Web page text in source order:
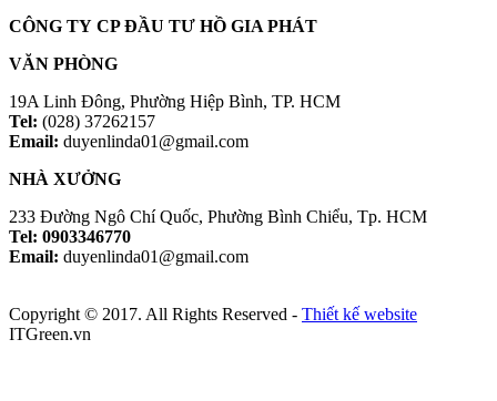
CÔNG TY CP ĐẦU TƯ HỒ GIA PHÁT
VĂN PHÒNG
19A Linh Đông, Phường Hiệp Bình, TP. HCM
Tel: (028) 37262157
Email: duyenlinda01@gmail.com
NHÀ XƯỞNG
233 Đường Ngô Chí Quốc, Phường Bình Chiểu, Tp. HCM
Tel: 0903346770
Email: duyenlinda01@gmail.com
Copyright © 2017. All Rights Reserved - Thiết kế website
ITGreen.vn